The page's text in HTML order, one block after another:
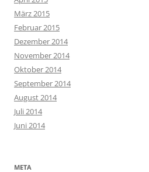
März 2015
Februar 2015
Dezember 2014
November 2014
Oktober 2014
September 2014
August 2014
Juli 2014
Juni 2014
META